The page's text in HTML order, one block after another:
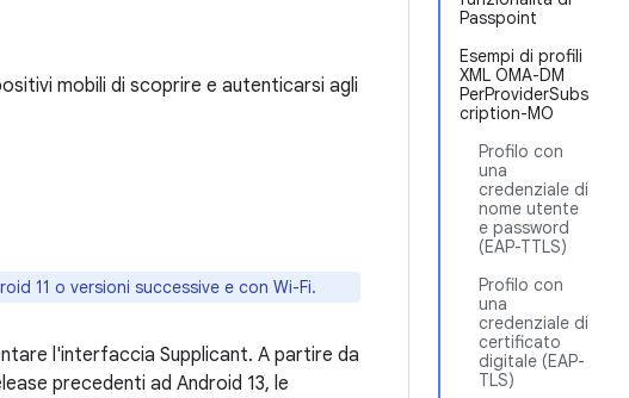
Passpoint
Esempi di profili
XML OMA-DM
PerProviderSubs
cription-MO
Profilo con
una
credenziale di
nome utente
e password
(EAP-TTLS)
Profilo con
una
credenziale di
certificato
digitale (EAP-
TLS)
mobili di scoprire e autenticarsi agli
11 o versioni successive e con Wi-Fi.
l'interfaccia Supplicant. A partire da
precedenti ad Android 13, le